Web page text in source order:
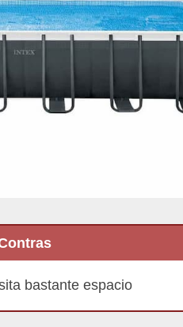
bastante espacio